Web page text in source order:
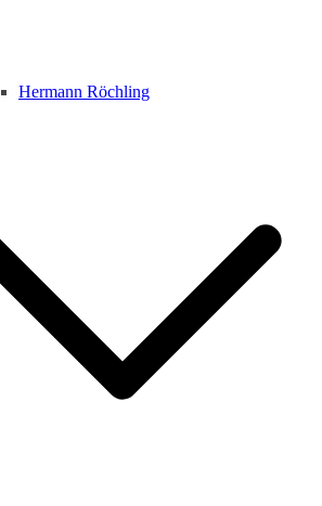
Hermann Röchling